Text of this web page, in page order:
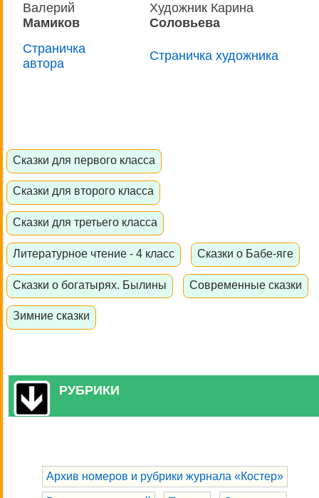
Валерий
Мамиков
Художник Карина
Соловьева
Страничка
автора
Страничка художника
Сказки для первого класса
Сказки для второго класса
Сказки для третьего класса
Литературное чтение - 4 класс Сказки о Бабе-яге
Сказки о богатырях. Былины Современные сказки
Зимние сказки
РУБРИКИ
Архив номеров и рубрики журнала «Костер»